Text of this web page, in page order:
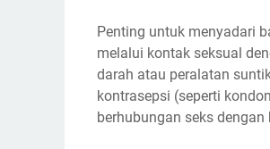
Penting untuk menyadari
melalui kontak seksual
darah atau peralatan
kontrasepsi (seperti
berhubungan seks